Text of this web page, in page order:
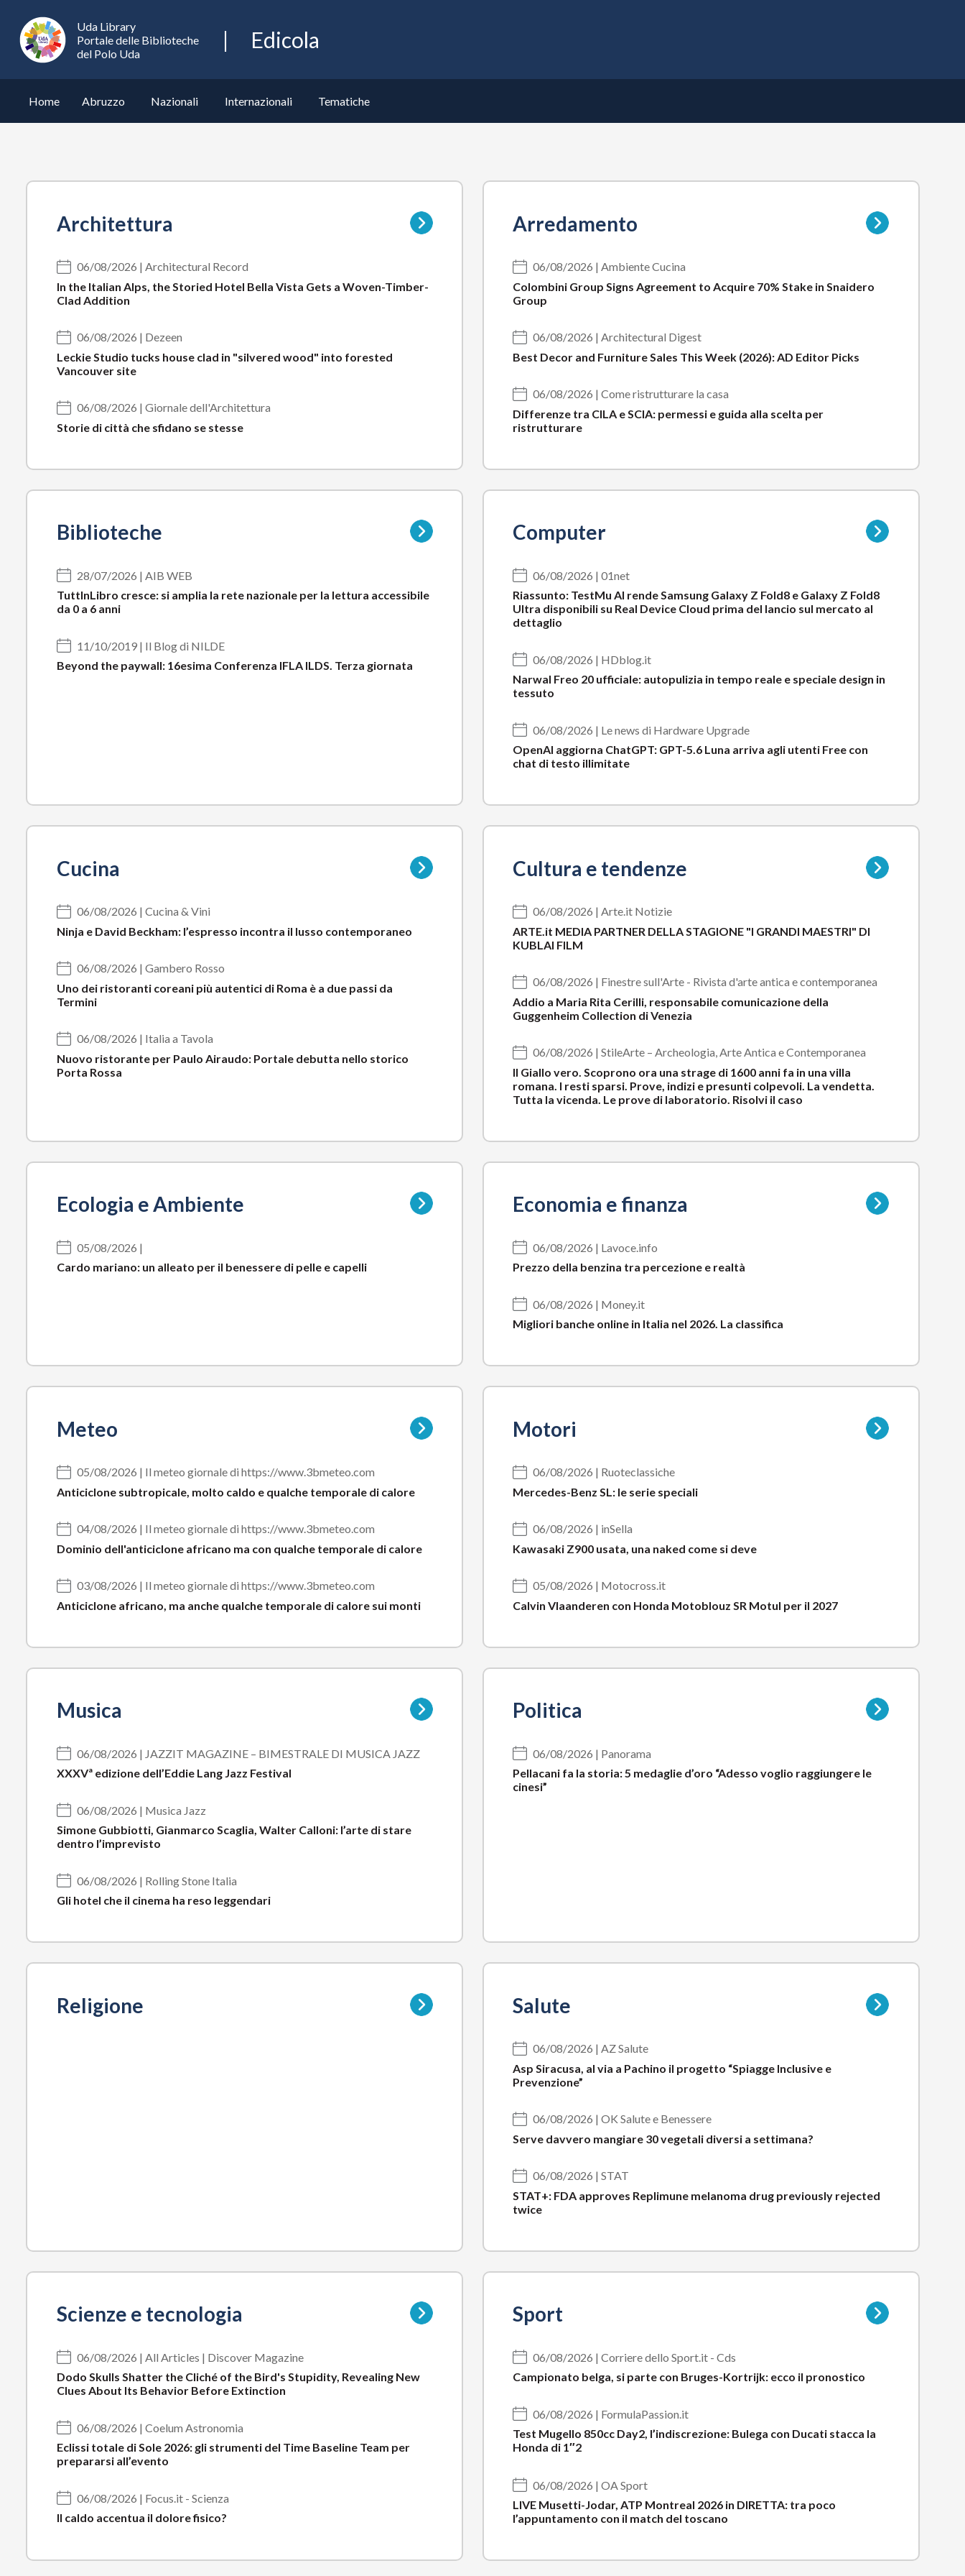
Tematiche
Edicola
UdaLibrary
Uda Library
Portale delle Biblioteche
del Polo Uda
Edicola
Home Abruzzo Nazionali Internazionali Tematiche
Architettura
Vai
alla
06/08/2026 | Architectural Record
In the Italian Alps, the Storied Hotel Bella Vista Gets a Woven-Timber-
Clad Addition
06/08/2026 | Dezeen
Leckie Studio tucks house clad in "silvered wood" into forested
Vancouver site
06/08/2026 | Giornale dell'Architettura
Storie di città che sfidano se stesse
Arredamento
Vai
alla
06/08/2026 | Ambiente Cucina
Colombini Group Signs Agreement to Acquire 70% Stake in Snaidero
Group
06/08/2026 | Architectural Digest
Best Decor and Furniture Sales This Week (2026): AD Editor Picks
06/08/2026 | Come ristrutturare la casa
Differenze tra CILA e SCIA: permessi e guida alla scelta per
ristrutturare
Biblioteche
Vai
alla
28/07/2026 | AIB WEB
TuttInLibro cresce: si amplia la rete nazionale per la lettura accessibile
da 0 a 6 anni
11/10/2019 | Il Blog di NILDE
Beyond the paywall: 16esima Conferenza IFLA ILDS. Terza giornata
Computer
Vai
alla
06/08/2026 | 01net
Riassunto: TestMu AI rende Samsung Galaxy Z Fold8 e Galaxy Z Fold8
Ultra disponibili su Real Device Cloud prima del lancio sul mercato al
dettaglio
06/08/2026 | HDblog.it
Narwal Freo 20 ufficiale: autopulizia in tempo reale e speciale design in
tessuto
06/08/2026 | Le news di Hardware Upgrade
OpenAI aggiorna ChatGPT: GPT-5.6 Luna arriva agli utenti Free con
chat di testo illimitate
Cucina
Vai
alla
06/08/2026 | Cucina & Vini
Ninja e David Beckham: l’espresso incontra il lusso contemporaneo
06/08/2026 | Gambero Rosso
Uno dei ristoranti coreani più autentici di Roma è a due passi da
Termini
06/08/2026 | Italia a Tavola
Nuovo ristorante per Paulo Airaudo: Portale debutta nello storico
Porta Rossa
Cultura e tendenze
Vai
alla
06/08/2026 | Arte.it Notizie
ARTE.it MEDIA PARTNER DELLA STAGIONE "I GRANDI MAESTRI" DI
KUBLAI FILM
06/08/2026 | Finestre sull'Arte - Rivista d'arte antica e contemporanea
Addio a Maria Rita Cerilli, responsabile comunicazione della
Guggenheim Collection di Venezia
06/08/2026 | StileArte – Archeologia, Arte Antica e Contemporanea
Il Giallo vero. Scoprono ora una strage di 1600 anni fa in una villa
romana. I resti sparsi. Prove, indizi e presunti colpevoli. La vendetta.
Tutta la vicenda. Le prove di laboratorio. Risolvi il caso
Ecologia e Ambiente
Vai
alla
05/08/2026 |
Cardo mariano: un alleato per il benessere di pelle e capelli
Economia e finanza
Vai
alla
06/08/2026 | Lavoce.info
Prezzo della benzina tra percezione e realtà
06/08/2026 | Money.it
Migliori banche online in Italia nel 2026. La classifica
Meteo
Vai
alla
05/08/2026 | Il meteo giornale di https://www.3bmeteo.com
Anticiclone subtropicale, molto caldo e qualche temporale di calore
04/08/2026 | Il meteo giornale di https://www.3bmeteo.com
Dominio dell'anticiclone africano ma con qualche temporale di calore
03/08/2026 | Il meteo giornale di https://www.3bmeteo.com
Anticiclone africano, ma anche qualche temporale di calore sui monti
Motori
Vai
alla
06/08/2026 | Ruoteclassiche
Mercedes-Benz SL: le serie speciali
06/08/2026 | inSella
Kawasaki Z900 usata, una naked come si deve
05/08/2026 | Motocross.it
Calvin Vlaanderen con Honda Motoblouz SR Motul per il 2027
Musica
Vai
alla
06/08/2026 | JAZZIT MAGAZINE – BIMESTRALE DI MUSICA JAZZ
XXXVª edizione dell’Eddie Lang Jazz Festival
06/08/2026 | Musica Jazz
Simone Gubbiotti, Gianmarco Scaglia, Walter Calloni: l’arte di stare
dentro l’imprevisto
06/08/2026 | Rolling Stone Italia
Gli hotel che il cinema ha reso leggendari
Politica
Vai
alla
06/08/2026 | Panorama
Pellacani fa la storia: 5 medaglie d’oro “Adesso voglio raggiungere le
cinesi”
Religione
Vai
alla
Salute
Vai
alla
06/08/2026 | AZ Salute
Asp Siracusa, al via a Pachino il progetto “Spiagge Inclusive e
Prevenzione”
06/08/2026 | OK Salute e Benessere
Serve davvero mangiare 30 vegetali diversi a settimana?
06/08/2026 | STAT
STAT+: FDA approves Replimune melanoma drug previously rejected
twice
Scienze e tecnologia
Vai
alla
06/08/2026 | All Articles | Discover Magazine
Dodo Skulls Shatter the Cliché of the Bird's Stupidity, Revealing New
Clues About Its Behavior Before Extinction
06/08/2026 | Coelum Astronomia
Eclissi totale di Sole 2026: gli strumenti del Time Baseline Team per
prepararsi all’evento
06/08/2026 | Focus.it - Scienza
Il caldo accentua il dolore fisico?
Sport
Vai
alla
06/08/2026 | Corriere dello Sport.it - Cds
Campionato belga, si parte con Bruges-Kortrijk: ecco il pronostico
06/08/2026 | FormulaPassion.it
Test Mugello 850cc Day2, l’indiscrezione: Bulega con Ducati stacca la
Honda di 1″2
06/08/2026 | OA Sport
LIVE Musetti-Jodar, ATP Montreal 2026 in DIRETTA: tra poco
l’appuntamento con il match del toscano